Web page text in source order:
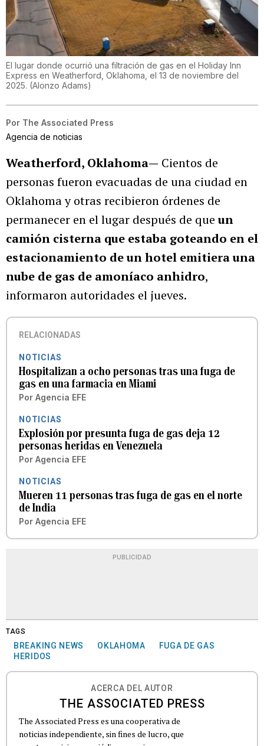
El lugar donde ocurrió una filtración de gas en el Holiday Inn
Express en Weatherford, Oklahoma, el 13 de noviembre del
2025. (Alonzo Adams)
Por The Associated Press
Agencia de noticias
Weatherford, Oklahoma— Cientos de
personas fueron evacuadas de una ciudad en
Oklahoma y otras recibieron órdenes de
permanecer en el lugar después de queun
camión cisterna que estaba goteando en el
estacionamiento de un hotel emitiera una
nube de gas de amoníaco anhidro,
informaron autoridades el jueves.
RELACIONADAS
NOTICIAS
Hospitalizan a ocho personas tras una fuga de
gas en una farmacia en Miami
Por Agencia EFE
NOTICIAS
Explosión por presunta fuga de gas deja 12
personas heridas en Venezuela
Por Agencia EFE
NOTICIAS
Mueren 11 personas tras fuga de gas en el norte
de India
Por Agencia EFE
PUBLICIDAD
TAGS
BREAKING NEWS OKLAHOMA
FUGA DE GAS
HERIDOS
ACERCA DEL AUTOR
THE ASSOCIATED PRESS
The Associated Press es una cooperativa de
noticias independiente, sin fines de lucro, que